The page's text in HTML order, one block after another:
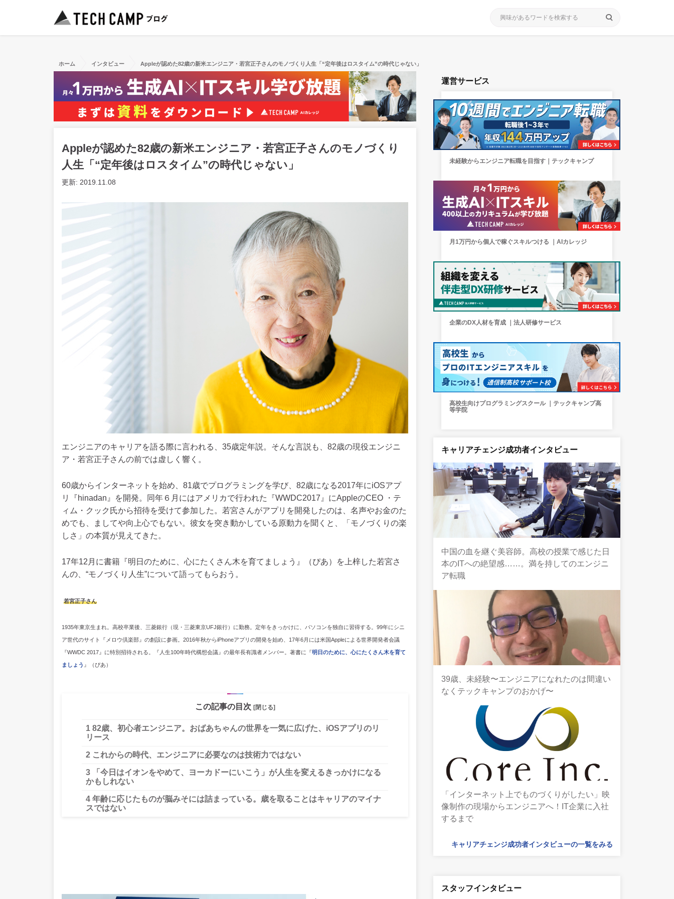
search
ホーム インタビュー Appleが認めた82歳の新米エンジニア・若宮正子さんのモノづくり人生「“定年後はロスタイム”の時代じゃない」
Appleが認めた82歳の新米エンジニア・若宮正子さんのモノづくり
人生「“定年後はロスタイム”の時代じゃない」
更新: 2019.11.08
エンジニアのキャリアを語る際に言われる、35歳定年説。そんな言説も、82歳の現役エンジニ
ア・若宮正子さんの前では虚しく響く。
60歳からインターネットを始め、81歳でプログラミングを学び、82歳になる2017年にiOSアプ
リ『hinadan』を開発。同年６月にはアメリカで行われた『WWDC2017』にAppleのCEO ・テ
ィム・クック氏から招待を受けて参加した。若宮さんがアプリを開発したのは、名声やお金のた
めでも、ましてや向上心でもない。彼女を突き動かしている原動力を聞くと、「モノづくりの楽
しさ」の本質が見えてきた。
17年12月に書籍『明日のために、心にたくさん木を育てましょう』（ぴあ）を上梓した若宮さ
んの、“モノづくり人生”について語ってもらおう。
若宮正子さん
1935年東京生まれ。高校卒業後、三菱銀行（現・三菱東京UFJ銀行）に勤務。定年をきっかけに、パソコンを独自に習得する。99年にシニ
ア世代のサイト『メロウ倶楽部』の創設に参画。2016年秋からiPhoneアプリの開発を始め、17年6月には米国Appleによる世界開発者会議
『WWDC 2017』に特別招待される。『人生100年時代構想会議』の最年長有識者メンバー。著書に『明日のために、心にたくさん木を育て
ましょう 』（ぴあ）
この記事の目次 [閉じる]
1 82歳、初心者エンジニア。おばあちゃんの世界を一気に広げた、iOSアプリのリ
リース
2 これからの時代、エンジニアに必要なのは技術力ではない
3 「今日はイオンをやめて、ヨーカドーにいこう」が人生を変えるきっかけになる
かもしれない
4 年齢に応じたものが脳みそには詰まっている。歳を取ることはキャリアのマイナ
スではない
運営サービス
未経験からエンジニア転職を目指す｜テックキャンプ
月1万円から個人で稼ぐスキルつける ｜AIカレッジ
企業のDX人材を育成 ｜法人研修サービス
高校生向けプログラミングスクール ｜テックキャンプ高
等学院
キャリアチェンジ成功者インタビュー
中国の血を継ぐ美容師。高校の授業で感じた日
本のITへの絶望感……。満を持してのエンジニ
ア転職
39歳、未経験〜エンジニアになれたのは間違い
なくテックキャンプのおかげ〜
「インターネット上でものづくりがしたい」映
像制作の現場からエンジニアへ！IT企業に入社
するまで
キャリアチェンジ成功者インタビューの一覧をみる
スタッフインタビュー